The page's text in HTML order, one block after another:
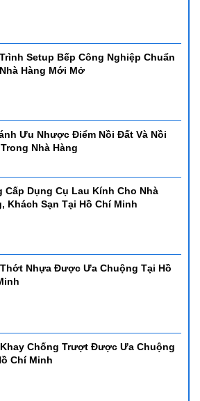
Setup Bếp Công Nghiệp Chuẩn
Hàng Mới Mở
Ưu Nhược Điểm Nồi Đất Và Nồi
Nhà Hàng
Cấp Dụng Cụ Lau Kính Cho Nhà
Khách Sạn Tại Hồ Chí Minh
Nhựa Được Ưa Chuộng Tại Hồ
Chống Trượt Được Ưa Chuộng
Chí Minh